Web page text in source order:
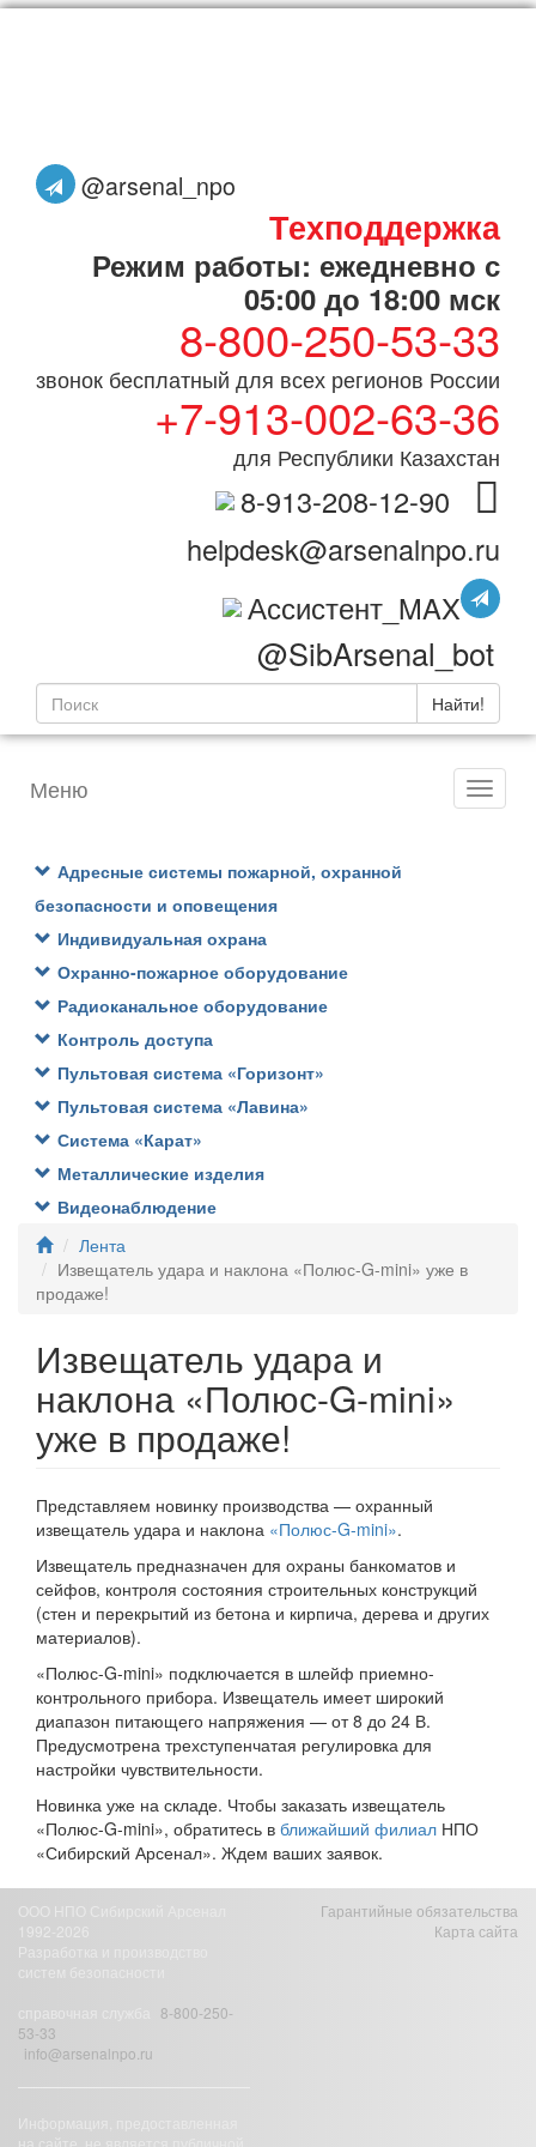
@arsenal_npo
Техподдержка
Режим работы: ежедневно с
05:00 до 18:00 мск
8-800-250-53-33
звонок бесплатный для всех регионов России
+7-913-002-63-36
для Республики Казахстан
8-913-208-12-90
helpdesk@arsenalnpo.ru
Ассистент_MAX
@SibArsenal_bot
Найти!
Меню
Адресные системы пожарной, охранной
безопасности и оповещения
Индивидуальная охрана
Охранно-пожарное оборудование
Радиоканальное оборудование
Контроль доступа
Пультовая система «Горизонт»
Пультовая система «Лавина»
Система «Карат»
Металлические изделия
Видеонаблюдение
Лента
Извещатель удара и наклона «Полюс-G-mini» уже в
продаже!
Извещатель удара и
наклона «Полюс-G-mini»
уже в продаже!
Представляем новинку производства — охранный
извещатель удара и наклона «Полюс-G-mini».
Извещатель предназначен для охраны банкоматов и
сейфов, контроля состояния строительных конструкций
(стен и перекрытий из бетона и кирпича, дерева и других
материалов).
«Полюс-G-mini» подключается в шлейф приемно-
контрольного прибора. Извещатель имеет широкий
диапазон питающего напряжения — от 8 до 24 В.
Предусмотрена трехступенчатая регулировка для
настройки чувствительности.
Новинка уже на складе. Чтобы заказать извещатель
«Полюс-G-mini», обратитесь в ближайший филиал НПО
«Сибирский Арсенал». Ждем ваших заявок.
1992-2026
Разработка и производство
8-800-250-
53-33
info@arsenalnpo.ru
Информация, предоставленная
Гарантийные обязательства
Карта сайта